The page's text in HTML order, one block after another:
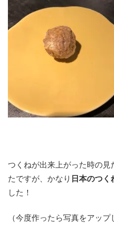
つくねが出来上がった時の
たですが、かなり 日本のつく
した！
（今度作ったら写真をアップ